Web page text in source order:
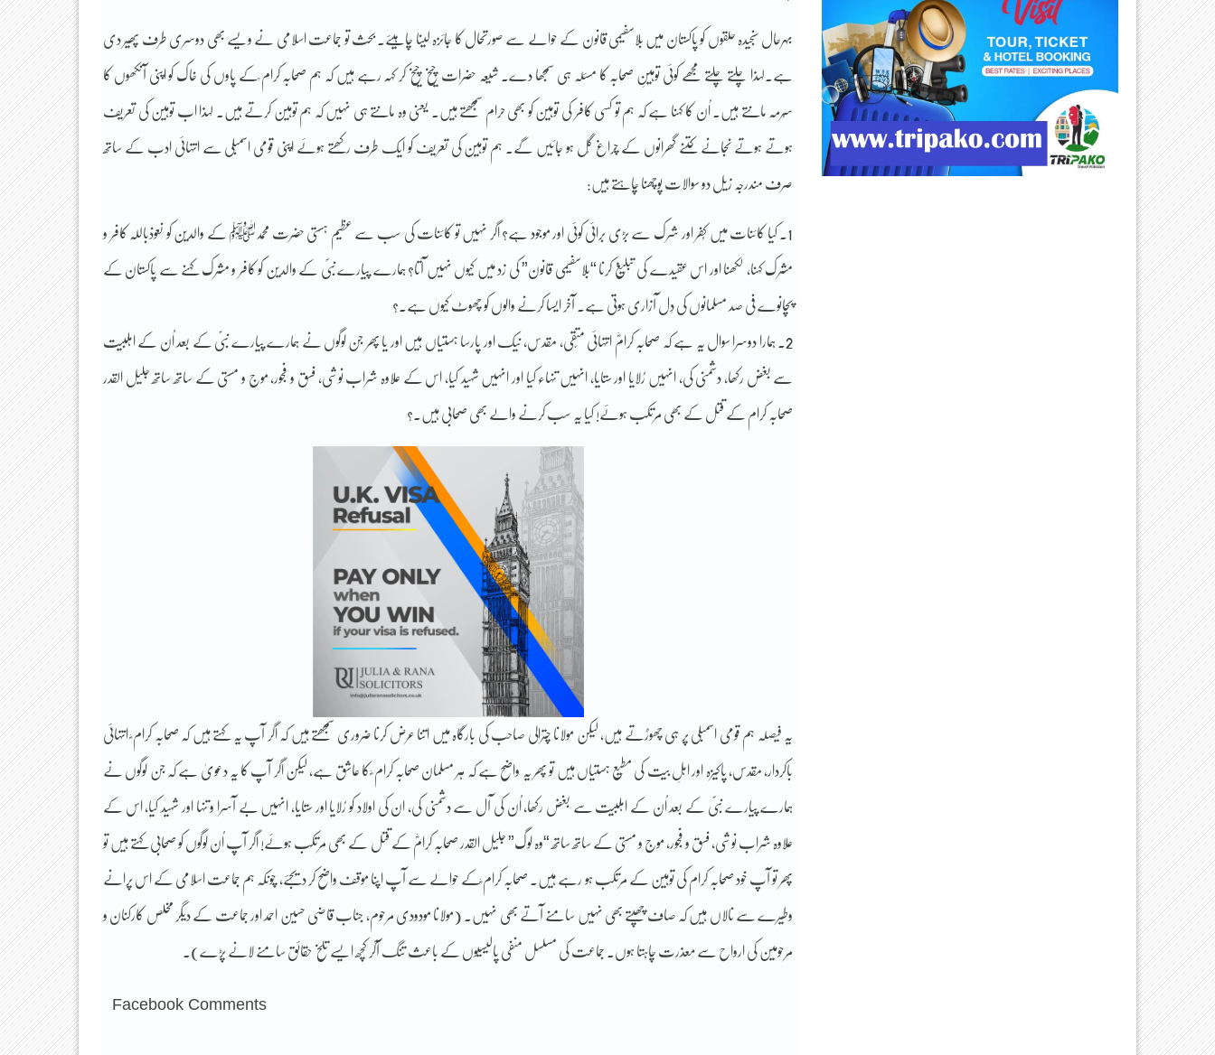
بہرحال سنجیدہ حلقوں کو پاکستان میں بلاسفیمی قانون کے حوالے سے صورتحال کا جائزہ لینا چاہیئے۔ بحث تو جماعت اسلامی نے ویسے بھی دوسری طرف پھیر دی
ہے۔لہذا چلتے چلتے مجھے کوئی توہینِ صحابہ کا مسئلہ ہی سمجھا دے۔ شیعہ حضرات چیخ چیخ کر کہہ رہے ہیں کہ ہم صحابہ کرام ؒکے پاوں کی خاک کو اپنی آنکھوں کا
سُرمہ مانتے ہیں۔ اُن کا کہنا ہے کہ ہم تو کسی کافر کی توہین کو بھی حرام سمجھتے ہیں۔ یعنی وہ مانتے ہی نہیں کہ ہم توہین کرتے ہیں۔ لہذا اب توہین کی تعریف
ہوتے ہوتے نجانے کتنے گھرانوں کے چراغ گُل ہو جائیں گے۔ ہم توہین کی تعریف کو ایک طرف رکھتے ہوئے اپنی قومی اسمبلی سے انتہائی ادب کے ساتھ
صرف مندرجہ زیل دو سوالات پوچھنا چاہتے ہیں:
1۔ کیا کائنات میں کُفر اور شرک سے بڑی برائی کوئی اور موجود ہے؟ اگر نہیں تو کائنات کی سب سے عظیم ہستی حضرت محمدﷺ کے والدین کو نعوذباللہ کافر و
مشرک کہنا، لکھنا اور اس عقیدے کی تبلیغ کرنا “بلاسفیمی قانون” کی زد میں کیوں نہیں آتا؟ ہمارے پیارے نبیؐ کے والدین کو کافر و مشرک کہنے سے پاکستان کے
پچانوے فی صد مسلمانوں کی دِل آزاری ہوتی ہے۔ آخر ایسا کرنے والوں کو چھوٹ کیوں ہے۔؟
2۔ ہمارا دوسرا سوال یہ ہے کہ صحابہ کرامؓ انتہائی متّقی، مقدس، نیک اور پارسا ہستیاں ہیں اور یا پھر جن لوگوں نے ہمارے پیارے نبیؐ کے بعد اُن کے اہلبیت
سے بغض رکھا، دشمنی کی، انہیں رُلایا اور ستایا، انہیں تنہاء کیا اور انہیں شہید کیا، اس کے علاوہ شراب نوشی، فسق و فجور، موج و مستی کے ساتھ ساتھ جلیل القدر
صحابہ کرام کے قتل کے بھی مرتکب ہوئے! کیا یہ سب کرنے والے بھی صحابی ہیں۔؟
یہ فیصلہ ہم قومی اسمبلی پر ہی چھوڑتے ہیں، لیکن مولانا چترالی صاحب کی بارگاہ میں اتنا عرض کرنا ضروری سمجھتے ہیں کہ اگر آپ یہ کہتے ہیں کہ صحابہ کرام ؓ انتہائی
باکردار، مقدس، پاکیزہ اور اہلِ بیت کی مطیع ہستیاں ہیں تو پھر یہ واضح ہے کہ ہر مسلمان صحابہ کرام ؓ کا عاشق ہے، لیکن اگر آپ کا یہ دعویٰ ہے کہ جن لوگوں نے
ہمارے پیارے نبیؐ کے بعد اُن کے اہلبیت سے بغض رکھا، اُن کی آل سے دشمنی کی، ان کی اولاد کو رُلایا اور ستایا، انہیں بے آسرا و تنہا اور شہید کیا، اس کے
علاوہ شراب نوشی، فسق و فجور، موج و مستی کے ساتھ ساتھ “وہ لوگ” جلیل القدر صحابہ کرامؓ کے قتل کے بھی مرتکب ہوئے! اگر آپ اُن لوگوں کو صحابی کہتے ہیں تو
پھر تو آپ خود صحابہ کرام کی توہین کے مرتکب ہو رہے ہیں۔ صحابہ کرام ؓکے حوالے سے آپ اپنا موقف واضح کر دیجئے، چونکہ ہم جماعت اسلامی کے اس پرانے
وطیرے سے نالاں ہیں کہ صاف چھپتے بھی نہیں سامنے آتے بھی نہیں۔ (مولانا مودودی مرحوم، جناب قاضی حسین احمد اور جماعت کے دیگر مخلص کارکنان و
مرحومین کی ارواح سے معذرت چاہتا ہوں۔ جماعت کی مسلسل منفی پالیسیوں کے باعث تنگ آکر کچھ ایسے تلخ حقائق سامنے لانے پڑے)۔
Facebook Comments